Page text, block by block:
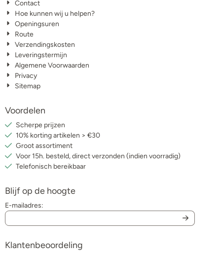
Contact
Hoe kunnen wij u helpen?
Openingsuren
Route
Verzendingskosten
Leveringstermijn
Algemene Voorwaarden
Privacy
Sitemap
Voordelen
Scherpe prijzen
10% korting artikelen > €30
Groot assortiment
Voor 15h. besteld, direct verzonden (indien voorradig)
Telefonisch bereikbaar
Blijf op de hoogte
E-mailadres:
Klantenbeoordeling